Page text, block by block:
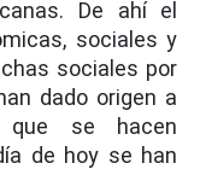
De ahí el
sociales y
sociales por
dado origen a
que se hacen
de hoy se han